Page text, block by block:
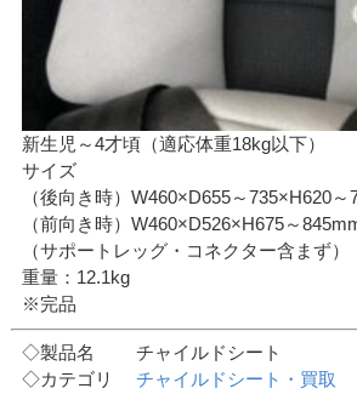
新生児～4才頃（適応体重18kg以下）
サイズ
（後向き時）W460×D655～735×H620～
（前向き時）W460×D526×H675～
（サポートレッグ・コネクター含まず）
重量：12.1kg
※完品
◇製品名 チャイルドシート
◇カテゴリチャイルドシート・買取